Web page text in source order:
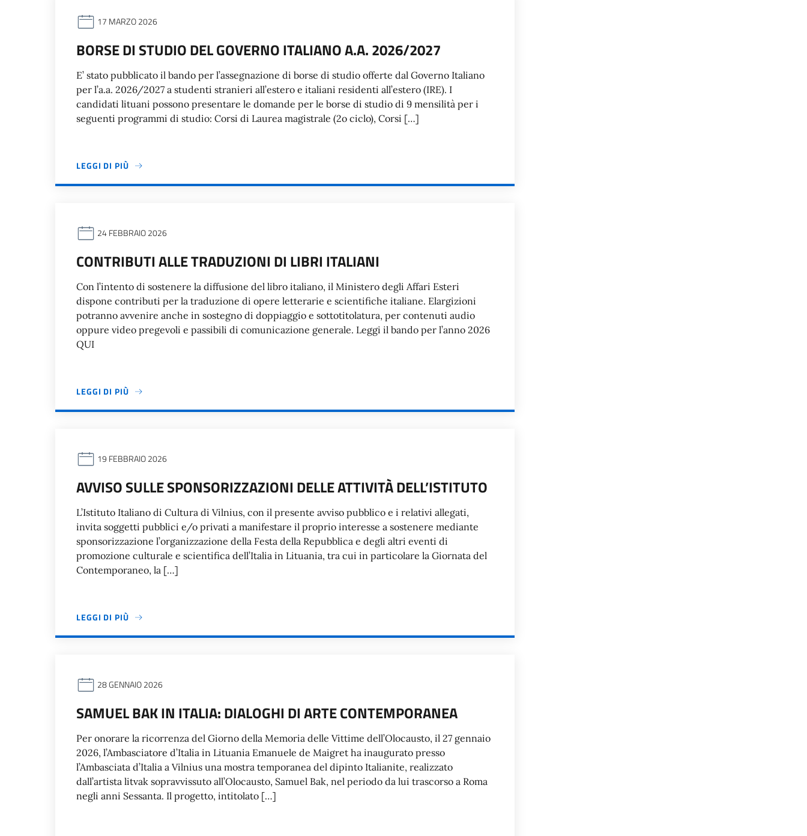
17 MARZO 2026
BORSE DI STUDIO DEL GOVERNO ITALIANO A.A. 2026/2027
E’ stato pubblicato il bando per l’assegnazione di borse di studio offerte dal Governo Italiano
per l’a.a. 2026/2027 a studenti stranieri all’estero e italiani residenti all’estero (IRE). I
candidati lituani possono presentare le domande per le borse di studio di 9 mensilità per i
seguenti programmi di studio: Corsi di Laurea magistrale (2o ciclo), Corsi […]
LEGGI DI PIÙ
24 FEBBRAIO 2026
CONTRIBUTI ALLE TRADUZIONI DI LIBRI ITALIANI
Con l’intento di sostenere la diffusione del libro italiano, il Ministero degli Affari Esteri
dispone contributi per la traduzione di opere letterarie e scientifiche italiane. Elargizioni
potranno avvenire anche in sostegno di doppiaggio e sottotitolatura, per contenuti audio
oppure video pregevoli e passibili di comunicazione generale. Leggi il bando per l’anno 2026
QUI
LEGGI DI PIÙ
19 FEBBRAIO 2026
AVVISO SULLE SPONSORIZZAZIONI DELLE ATTIVITÀ DELL’ISTITUTO
L’Istituto Italiano di Cultura di Vilnius, con il presente avviso pubblico e i relativi allegati,
invita soggetti pubblici e/o privati a manifestare il proprio interesse a sostenere mediante
sponsorizzazione l’organizzazione della Festa della Repubblica e degli altri eventi di
promozione culturale e scientifica dell’Italia in Lituania, tra cui in particolare la Giornata del
Contemporaneo, la […]
LEGGI DI PIÙ
28 GENNAIO 2026
SAMUEL BAK IN ITALIA: DIALOGHI DI ARTE CONTEMPORANEA
Per onorare la ricorrenza del Giorno della Memoria delle Vittime dell’Olocausto, il 27 gennaio
2026, l’Ambasciatore d’Italia in Lituania Emanuele de Maigret ha inaugurato presso
l’Ambasciata d’Italia a Vilnius una mostra temporanea del dipinto Italianite, realizzato
dall’artista litvak sopravvissuto all’Olocausto, Samuel Bak, nel periodo da lui trascorso a Roma
negli anni Sessanta. Il progetto, intitolato […]